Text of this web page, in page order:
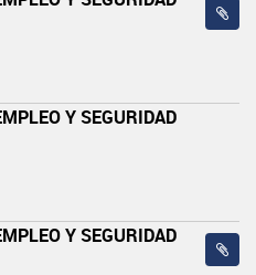
Y SEGURIDAD
Y SEGURIDAD